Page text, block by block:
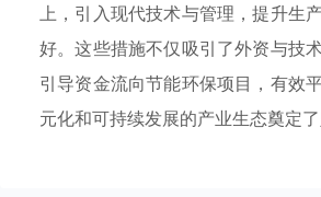
上，引入现代技术与管理，提升生
好。这些措施不仅吸引了外资与技
引导资金流向节能环保项目，有效
元化和可持续发展的产业生态奠定了